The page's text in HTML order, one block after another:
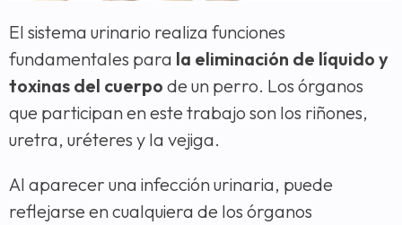
El sistema urinario realiza funciones
fundamentales para la eliminación de líquido y
toxinas del cuerpo de un perro. Los órganos
que participan en este trabajo son los riñones,
uretra, uréteres y la vejiga.
Al aparecer una infección urinaria, puede
reflejarse en cualquiera de los órganos